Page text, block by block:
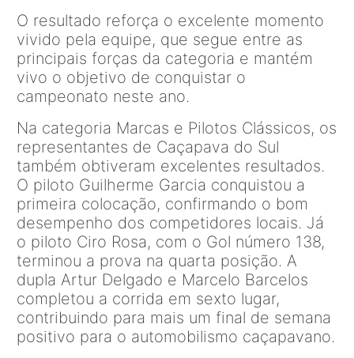
O resultado reforça o excelente momento
vivido pela equipe, que segue entre as
principais forças da categoria e mantém
vivo o objetivo de conquistar o
campeonato neste ano.
Na categoria Marcas e Pilotos Clássicos, os
representantes de Caçapava do Sul
também obtiveram excelentes resultados.
O piloto Guilherme Garcia conquistou a
primeira colocação, confirmando o bom
desempenho dos competidores locais. Já
o piloto Ciro Rosa, com o Gol número 138,
terminou a prova na quarta posição. A
dupla Artur Delgado e Marcelo Barcelos
completou a corrida em sexto lugar,
contribuindo para mais um final de semana
positivo para o automobilismo caçapavano.